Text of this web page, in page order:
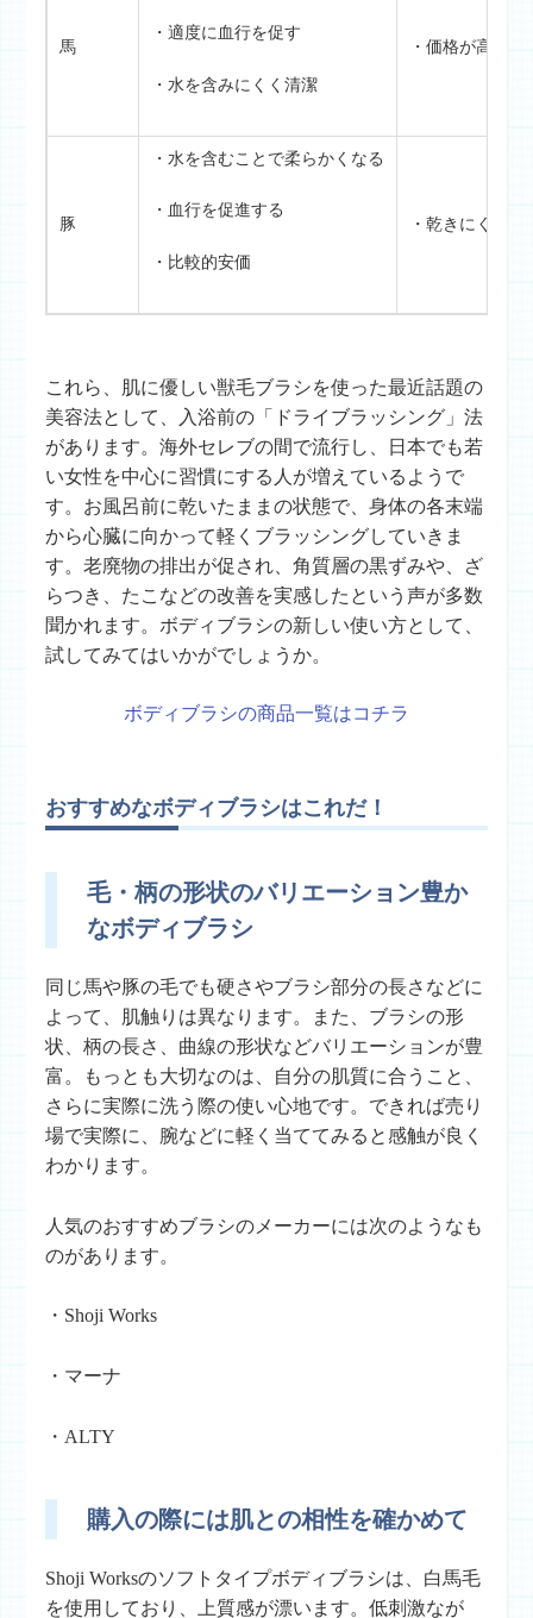
馬
・適度に血行を促す
・水を含みにくく清潔
・価格が高め
豚
・水を含むことで柔らかくなる
・血行を促進する
・比較的安価
・乾きにくく
これら、肌に優しい獣毛ブラシを使った最近話題の
美容法として、入浴前の「ドライブラッシング」法
があります。海外セレブの間で流行し、日本でも若
い女性を中心に習慣にする人が増えているようで
す。お風呂前に乾いたままの状態で、身体の各末端
から心臓に向かって軽くブラッシングしていきま
す。老廃物の排出が促され、角質層の黒ずみや、ざ
らつき、たこなどの改善を実感したという声が多数
聞かれます。ボディブラシの新しい使い方として、
試してみてはいかがでしょうか。
ボディブラシの商品一覧はコチラ
おすすめなボディブラシはこれだ！
毛・柄の形状のバリエーション豊か
なボディブラシ
同じ馬や豚の毛でも硬さやブラシ部分の長さなどに
よって、肌触りは異なります。また、ブラシの形
状、柄の長さ、曲線の形状などバリエーションが豊
富。もっとも大切なのは、自分の肌質に合うこと、
さらに実際に洗う際の使い心地です。できれば売り
場で実際に、腕などに軽く当ててみると感触が良く
わかります。
人気のおすすめブラシのメーカーには次のようなも
のがあります。
・Shoji Works
・マーナ
・ALTY
購入の際には肌との相性を確かめて
Shoji Worksのソフトタイプボディブラシは、白馬毛
を使用しており、上質感が漂います。低刺激なが